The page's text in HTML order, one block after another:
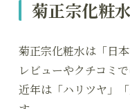
菊正宗化粧
菊正宗化粧水は「日
レビューやクチコミ
近年は「ハリツヤ」